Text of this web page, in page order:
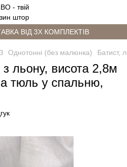
ВІД 3Х КОМПЛЕКТІВ
Однотонні (без малюнка) Батист,
льону, висота 2,8м
тюль у спальню,